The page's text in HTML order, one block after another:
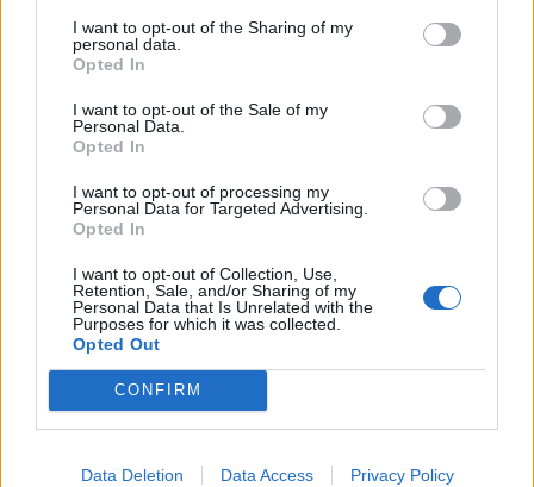
I want to opt-out of the Sharing of my
personal data.
Opted In
I want to opt-out of the Sale of my
Personal Data.
Opted In
I want to opt-out of processing my
Personal Data for Targeted Advertising.
Opted In
I want to opt-out of Collection, Use,
Retention, Sale, and/or Sharing of my
Personal Data that Is Unrelated with the
Purposes for which it was collected.
Opted Out
CONFIRM
Data Deletion Data Access Privacy Policy
Περισσότερα Θέματα